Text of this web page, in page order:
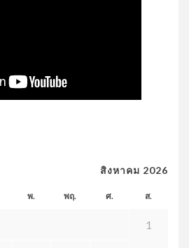
สิงหาคม 2026
พ. พฤ. ศ. ส.
1